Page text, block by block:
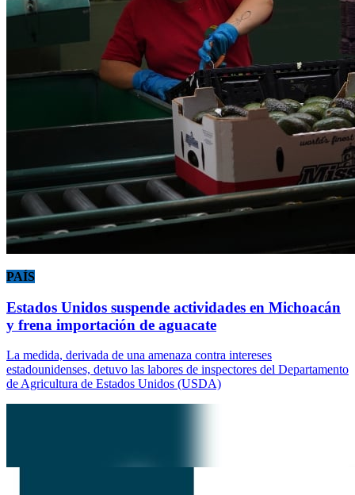
PAÍS
Estados Unidos suspende actividades en Michoacán
y frena importación de aguacate
La medida, derivada de una amenaza contra intereses
estadounidenses, detuvo las labores de inspectores del Departamento
de Agricultura de Estados Unidos (USDA)